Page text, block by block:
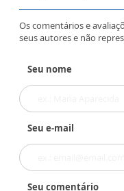
Os comentários e
seus autores e não
Seu nome
Seu e-mail
Seu comentário